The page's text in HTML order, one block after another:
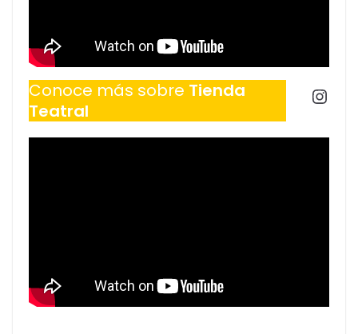
Conoce más sobre Tienda
Teatral